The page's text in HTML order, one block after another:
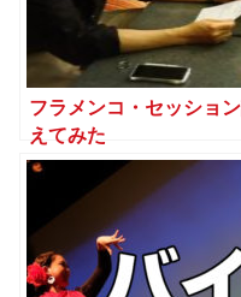
フラメンコ・セッショ
えてみた